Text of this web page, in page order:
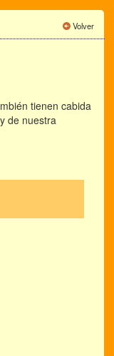
Volver
tienen cabida
de nuestra